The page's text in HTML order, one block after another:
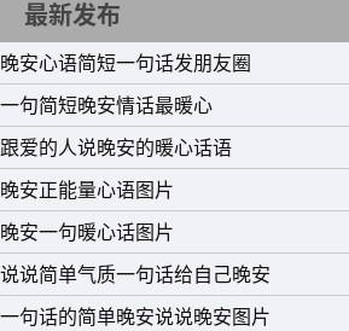
祝福消除一天工作带来的疲劳;愿幸福
的每一天。
10、据说…每个宿舍都有一个磨牙的，
打呼噜的，一个睡很晚纵观全场的…你
怀念属于我们的青春!
最新发布
晚安心语简短一句话发朋友圈
一句简短晚安情话最暖心
跟爱的人说晚安的暖心话语
晚安正能量心语图片
晚安一句暖心话图片
说说简单气质一句话给自己晚安
一句话的简单晚安说说晚安图片